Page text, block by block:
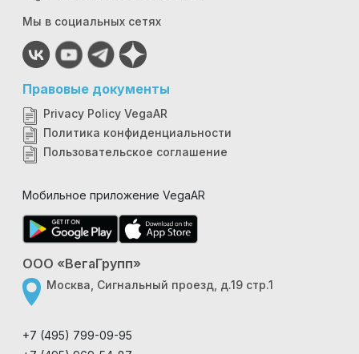
Мы в социальных сетях
Правовые документы
Privacy Policy VegaAR
Политика конфиденциальности
Пользовательское соглашение
Мобильное приложение VegaAR
ООО «ВегаГрупп»
Москва, Сигнальный проезд, д.19 стр.1
+7 (495) 799-09-95